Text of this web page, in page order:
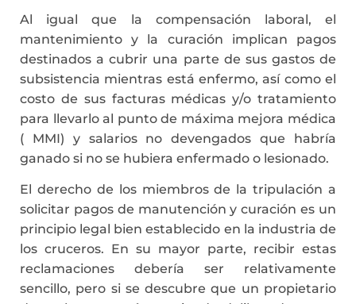
Al igual que la compensación laboral, el
mantenimiento y la curación implican pagos
destinados a cubrir una parte de sus gastos de
subsistencia mientras está enfermo, así como el
costo de sus facturas médicas y/o tratamiento
para llevarlo al punto de máxima mejora médica
( MMI) y salarios no devengados que habría
ganado si no se hubiera enfermado o lesionado.
El derecho de los miembros de la tripulación a
solicitar pagos de manutención y curación es un
principio legal bien establecido en la industria de
los cruceros. En su mayor parte, recibir estas
reclamaciones debería ser relativamente
sencillo, pero si se descubre que un propietario